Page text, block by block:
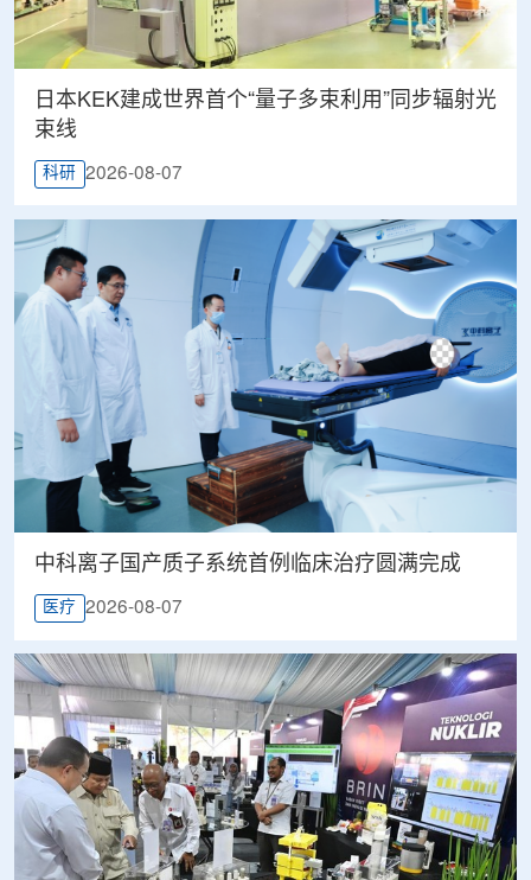
日本KEK建成世界首个“量子多束利用”同步辐射光
束线
科研 2026-08-07
中科离子国产质子系统首例临床治疗圆满完成
医疗 2026-08-07